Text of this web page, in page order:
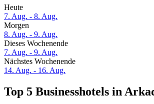
Heute
7. Aug. - 8. Aug.
Morgen
8. Aug. - 9. Aug.
Dieses Wochenende
7. Aug. - 9. Aug.
Nächstes Wochenende
14. Aug. - 16. Aug.
Top 5 Businesshotels in